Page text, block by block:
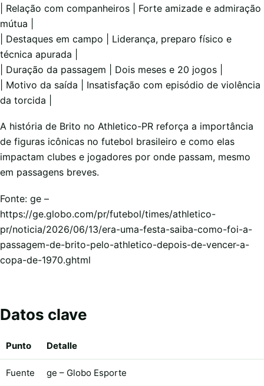
| Relação com companheiros | Forte amizade e admiração
mútua |
| Destaques em campo | Liderança, preparo físico e
técnica apurada |
| Duração da passagem | Dois meses e 20 jogos |
| Motivo da saída | Insatisfação com episódio de violência
da torcida |
A história de Brito no Athletico-PR reforça a importância
de figuras icônicas no futebol brasileiro e como elas
impactam clubes e jogadores por onde passam, mesmo
em passagens breves.
Fonte: ge –
https://ge.globo.com/pr/futebol/times/athletico-
pr/noticia/2026/06/13/era-uma-festa-saiba-como-foi-a-
passagem-de-brito-pelo-athletico-depois-de-vencer-a-
copa-de-1970.ghtml
Datos clave
Punto Detalle
Fuente ge – Globo Esporte